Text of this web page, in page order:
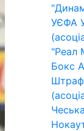
УЄФА
"Реал
Бокс